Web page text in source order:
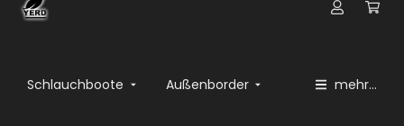
Schlauchboote Außenborder mehr...